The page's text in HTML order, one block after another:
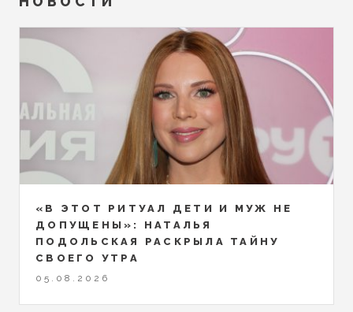
«В ЭТОТ РИТУАЛ ДЕТИ И МУЖ НЕ
ДОПУЩЕНЫ»: НАТАЛЬЯ
ПОДОЛЬСКАЯ РАСКРЫЛА ТАЙНУ
СВОЕГО УТРА
05.08.2026